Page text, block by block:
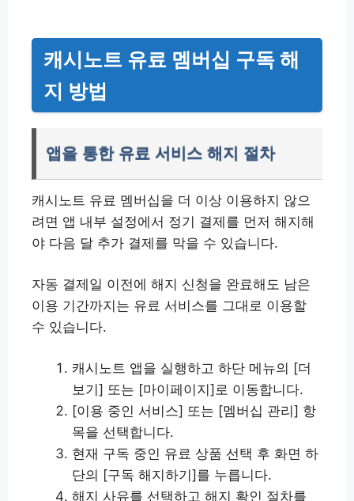
캐시노트 유료 멤버십 구독 해
지 방법
앱을 통한 유료 서비스 해지 절차
캐시노트 유료 멤버십을 더 이상 이용하지 않으
려면 앱 내부 설정에서 정기 결제를 먼저 해지해
야 다음 달 추가 결제를 막을 수 있습니다.
자동 결제일 이전에 해지 신청을 완료해도 남은
이용 기간까지는 유료 서비스를 그대로 이용할
수 있습니다.
캐시노트 앱을 실행하고 하단 메뉴의 [더
보기] 또는 [마이페이지]로 이동합니다.
[이용 중인 서비스] 또는 [멤버십 관리] 항
목을 선택합니다.
현재 구독 중인 유료 상품 선택 후 화면 하
단의 [구독 해지하기]를 누릅니다.
해지 사유를 선택하고 해지 확인 절차를